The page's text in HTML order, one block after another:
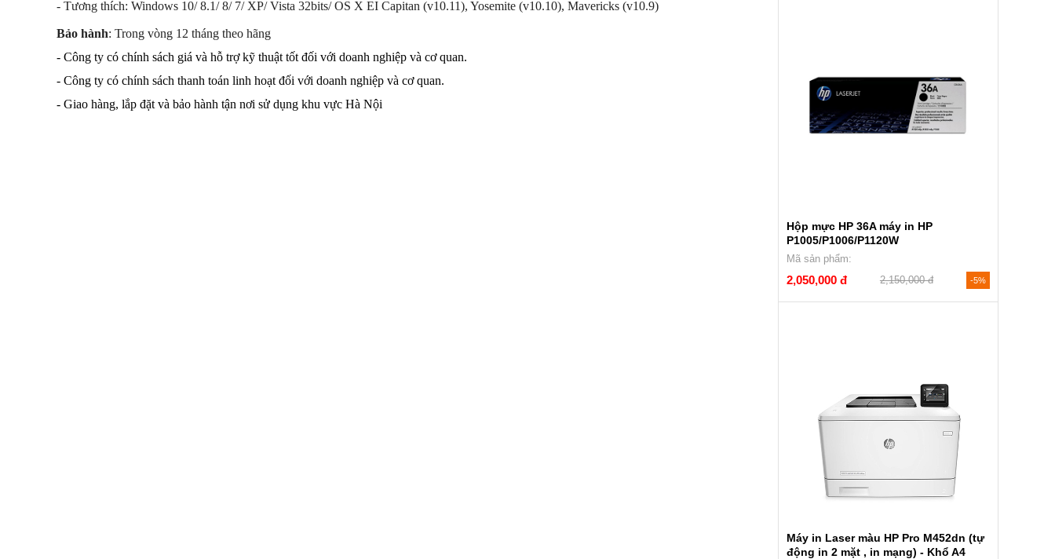
- Tương thích: Windows 10/ 8.1/ 8/ 7/ XP/ Vista 32bits/ OS X EI Capitan (v10.11), Yosemite (v10.10), Mavericks (v10.9)
Bảo hành: Trong vòng 12 tháng theo hãng
- Công ty có chính sách giá và hỗ trợ kỹ thuật tốt đối với doanh nghiệp và cơ quan.
- Công ty có chính sách thanh toán linh hoạt đối với doanh nghiệp và cơ quan.
- Giao hàng, lắp đặt và bảo hành tận nơi sử dụng khu vực Hà Nội
Hộp mực HP 36A máy in HP
P1005/P1006/P1120W
Mã sản phẩm:
2,050,000 đ 2,150,000 đ -5%
Máy in Laser màu HP Pro M452dn (tự
động in 2 mặt , in mạng) - Khổ A4